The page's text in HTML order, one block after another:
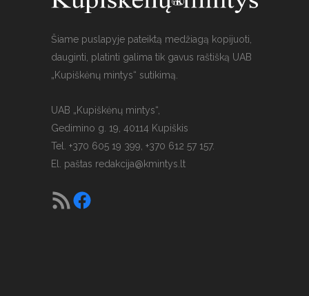
Šiame puslapyje pateiktą medžiagą kopijuoti,
dauginti, platinti galima tik gavus raštišką UAB
„Kupiškėnų mintys“ sutikimą.
UAB „Kupiškėnų mintys“,
Gedimino g. 19, 40114 Kupiškis
Tel. +370 605 19 399, +370 612 57 157.
El. paštas redakcija@kmintys.lt